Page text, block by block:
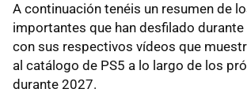
A continuación tenéis un resumen de
importantes que han desfilado
con sus respectivos vídeos que
al catálogo de PS5 a lo largo de los
durante 2027.